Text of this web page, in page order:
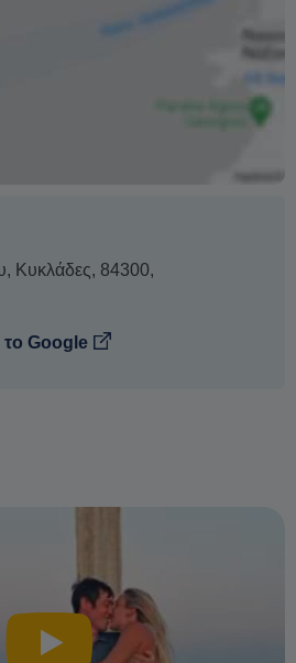
, Κυκλάδες, 84300,
το Google